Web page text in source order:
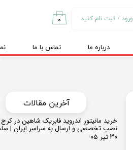
ورود / ثبت نام کنید
تغییر گذر واژه
۰
درباره ما تماس با ما
خرید مانیتور اندروید فابریک شاهین در
نصب تخصصی و ارسال به سراسر ایران |
۳۰ تیر ۰۵
​​آخرین مقالات